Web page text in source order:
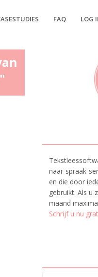
FAQ LOG
naar-spraak-
en die door
gebruikt. Als u
maand
Schrijf u nu